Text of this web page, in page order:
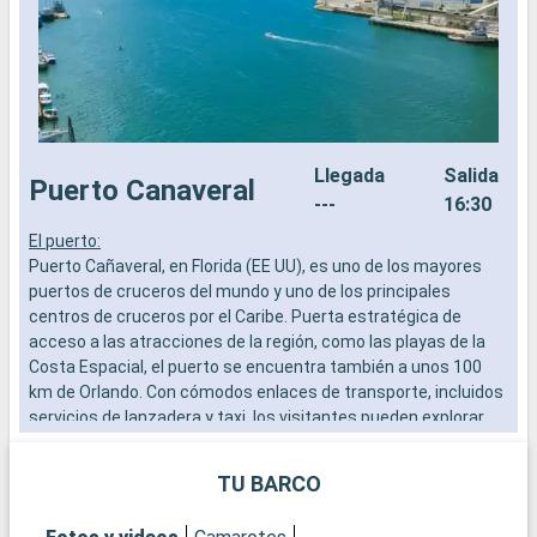
Puerto Canaveral
Llegada
---
Salida
16:30
El puerto:
Puerto Cañaveral, en Florida (EE UU), es uno de los mayores
puertos de cruceros del mundo y uno de los principales
centros de cruceros por el Caribe. Puerta estratégica de
acceso a las atracciones de la región, como las playas de la
Costa Espacial, el puerto se encuentra también a unos 100
km de Orlando. Con cómodos enlaces de transporte, incluidos
servicios de lanzadera y taxi, los visitantes pueden explorar
TU BARCO